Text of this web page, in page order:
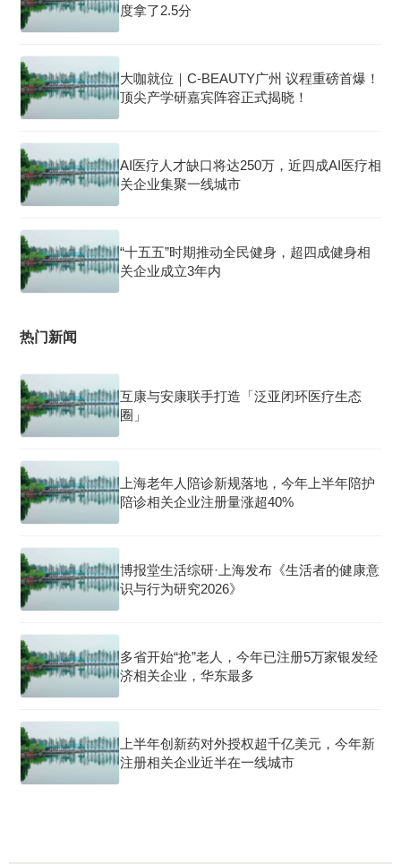
度拿了2.5分
大咖就位｜C-BEAUTY广州 议程重磅首爆！
顶尖产学研嘉宾阵容正式揭晓！
AI医疗人才缺口将达250万，近四成AI医疗相
关企业集聚一线城市
“十五五”时期推动全民健身，超四成健身相
关企业成立3年内
热门新闻
互康与安康联手打造「泛亚闭环医疗生态
圈」
上海老年人陪诊新规落地，今年上半年陪护
陪诊相关企业注册量涨超40%
博报堂生活综研·上海发布《生活者的健康意
识与行为研究2026》
多省开始“抢”老人，今年已注册5万家银发经
济相关企业，华东最多
上半年创新药对外授权超千亿美元，今年新
注册相关企业近半在一线城市